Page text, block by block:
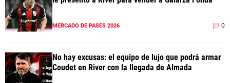
MERCADO DE PASES 2026 0
No hay excusas: el equipo de lujo que podrá armar
Coudet en River con la llegada de Almada